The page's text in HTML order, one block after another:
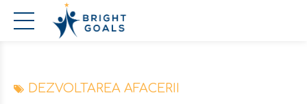
DEZVOLTAREA AFACERII